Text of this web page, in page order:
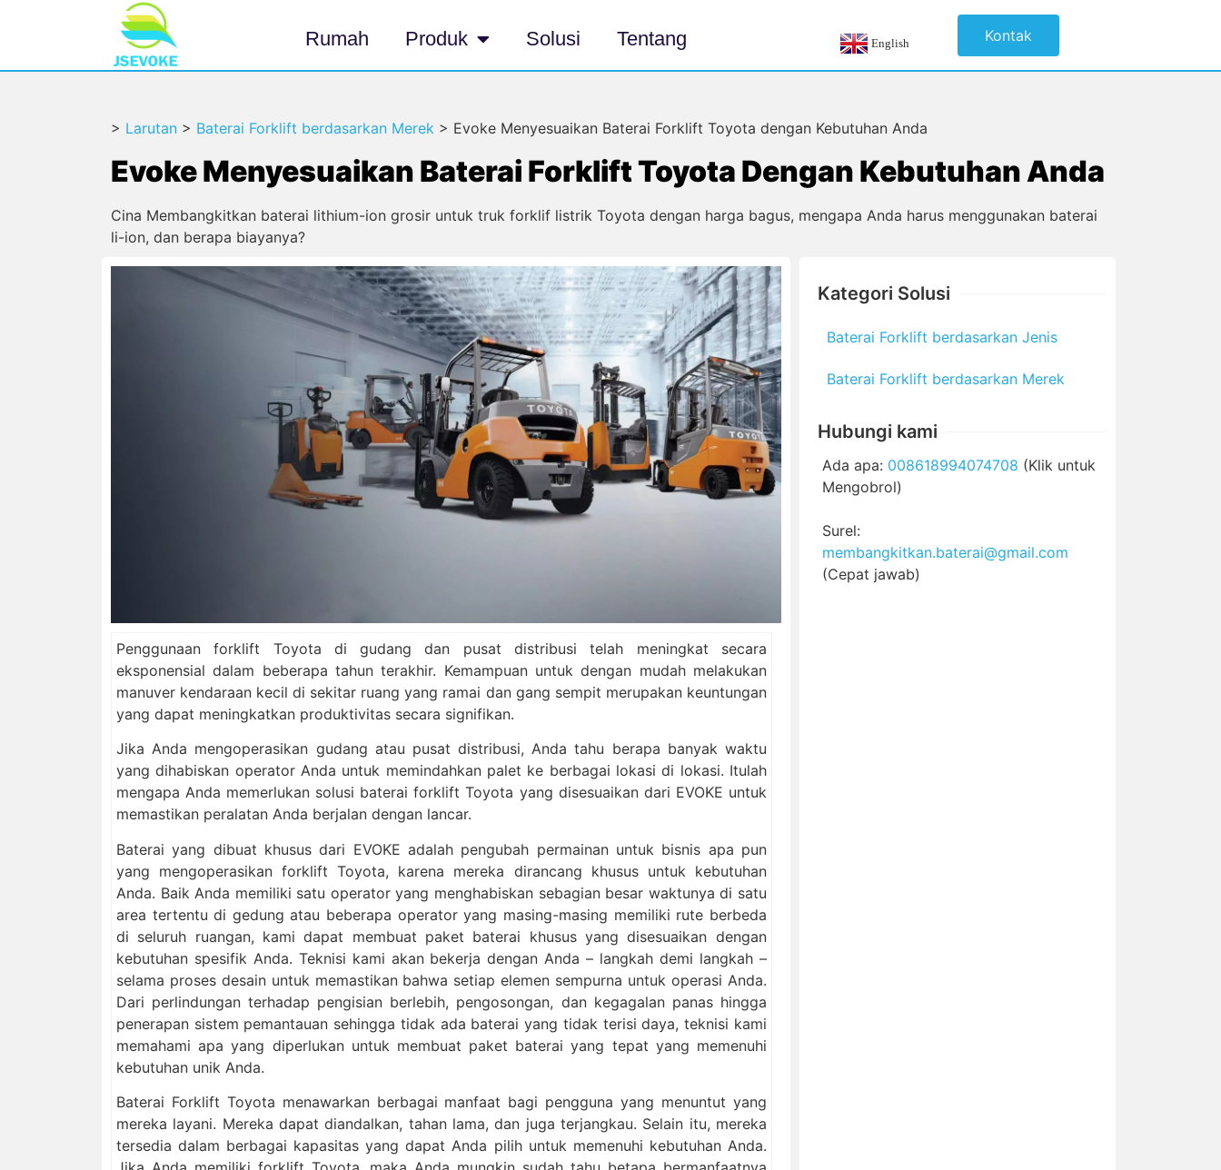
Rumah Produk Solusi Tentang English Kontak
> Larutan > Baterai Forklift berdasarkan Merek > Evoke Menyesuaikan Baterai Forklift Toyota dengan Kebutuhan Anda
Evoke Menyesuaikan Baterai Forklift Toyota Dengan Kebutuhan Anda
Cina Membangkitkan baterai lithium-ion grosir untuk truk forklif listrik Toyota dengan harga bagus, mengapa Anda harus menggunakan baterai
li-ion, dan berapa biayanya?
Penggunaan forklift Toyota di gudang dan pusat distribusi telah meningkat secara
eksponensial dalam beberapa tahun terakhir. Kemampuan untuk dengan mudah melakukan
manuver kendaraan kecil di sekitar ruang yang ramai dan gang sempit merupakan keuntungan
yang dapat meningkatkan produktivitas secara signifikan.
Jika Anda mengoperasikan gudang atau pusat distribusi, Anda tahu berapa banyak waktu
yang dihabiskan operator Anda untuk memindahkan palet ke berbagai lokasi di lokasi. Itulah
mengapa Anda memerlukan solusi baterai forklift Toyota yang disesuaikan dari EVOKE untuk
memastikan peralatan Anda berjalan dengan lancar.
Baterai yang dibuat khusus dari EVOKE adalah pengubah permainan untuk bisnis apa pun
yang mengoperasikan forklift Toyota, karena mereka dirancang khusus untuk kebutuhan
Anda. Baik Anda memiliki satu operator yang menghabiskan sebagian besar waktunya di satu
area tertentu di gedung atau beberapa operator yang masing-masing memiliki rute berbeda
di seluruh ruangan, kami dapat membuat paket baterai khusus yang disesuaikan dengan
kebutuhan spesifik Anda. Teknisi kami akan bekerja dengan Anda – langkah demi langkah –
selama proses desain untuk memastikan bahwa setiap elemen sempurna untuk operasi Anda.
Dari perlindungan terhadap pengisian berlebih, pengosongan, dan kegagalan panas hingga
penerapan sistem pemantauan sehingga tidak ada baterai yang tidak terisi daya, teknisi kami
memahami apa yang diperlukan untuk membuat paket baterai yang tepat yang memenuhi
kebutuhan unik Anda.
Baterai Forklift Toyota menawarkan berbagai manfaat bagi pengguna yang menuntut yang
mereka layani. Mereka dapat diandalkan, tahan lama, dan juga terjangkau. Selain itu, mereka
tersedia dalam berbagai kapasitas yang dapat Anda pilih untuk memenuhi kebutuhan Anda.
Kategori Solusi
Baterai Forklift berdasarkan Jenis
Baterai Forklift berdasarkan Merek
Hubungi kami
Ada apa: 008618994074708 (Klik untuk
Mengobrol)
Surel:
membangkitkan.baterai@gmail.com
(Cepat jawab)